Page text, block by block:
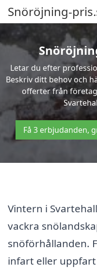
Snöröjning-
Letar du efter
Beskriv ditt behov och
offerter från
Få 3 erbjudanden,
Vintern i
vackra
snöförhållanden.
infart eller